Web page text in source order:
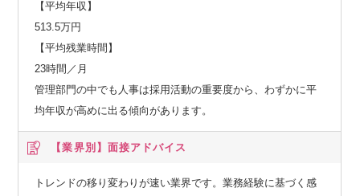
・「カフェテリアHQ」の導入（年間12万円分）
→各自に通常ポイントを支給。
フィットネス、マッサージ、在宅勤務の環境整備、コワーキ
ングスペース代など、個人のニーズに合わせて自由に使い道
・医療・健康支援家族も利用可能な「オンライン診療プラッ
・インフルエンザ予防接種の費用を会社が全額負担。
【平均年収】
513.5万円
【平均残業時間】
23時間／月
管理部門の中でも人事は採用活動の重要度から、わずかに平
均年収が高めに出る傾向があります。
【業界別】 面接アドバイス
トレンドの移り変わりが速い業界です。業務経験に基づく感